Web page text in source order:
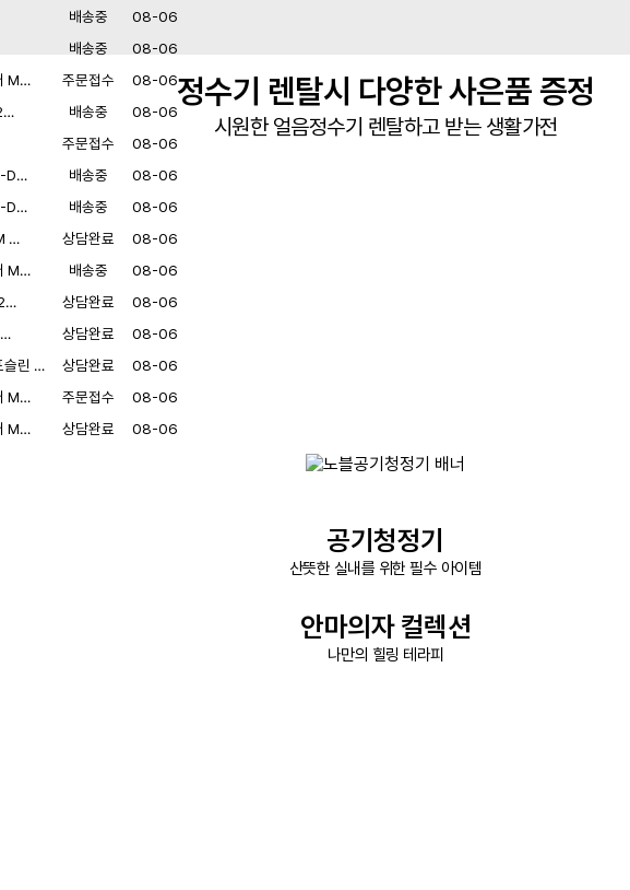
배송중
08-06
배송중
08-06
M…
주문접수
08-06
배송중
08-06
주문접수
08-06
D…
배송중
08-06
D…
배송중
08-06
…
상담완료
08-06
M…
배송중
08-06
상담완료
08-06
상담완료
08-06
슬린 …
상담완료
08-06
M…
주문접수
08-06
M…
상담완료 08-06
정수기 렌탈시 다양한 사은품 증정
시원한 얼음정수기 렌탈하고 받는 생활가전
공기청정기
산뜻한 실내를 위한 필수 아이템
안마의자 컬렉션
나만의 힐링 테라피